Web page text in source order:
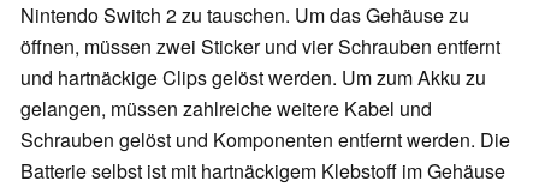
Nintendo Switch 2 zu tauschen. Um das Gehäuse zu
öffnen, müssen zwei Sticker und vier Schrauben entfernt
und hartnäckige Clips gelöst werden. Um zum Akku zu
gelangen, müssen zahlreiche weitere Kabel und
Schrauben gelöst und Komponenten entfernt werden. Die
Batterie selbst ist mit hartnäckigem Klebstoff im Gehäuse